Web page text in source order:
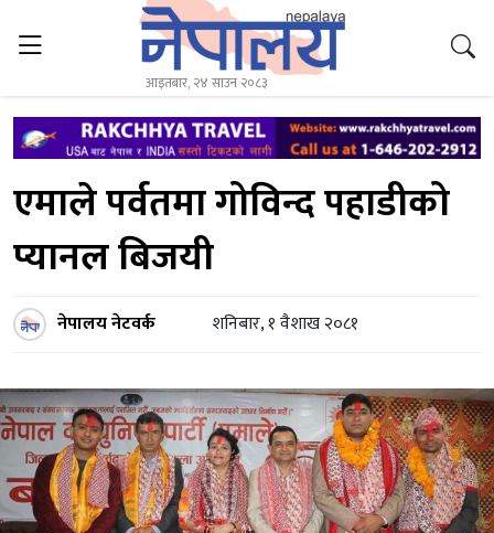
आइतबार, २४ साउन २०८३
एमाले पर्वतमा गोविन्द पहाडीको
प्यानल बिजयी
नेपालय नेटवर्क शनिबार, १ वैशाख २०८१